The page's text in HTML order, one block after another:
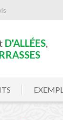
D'ALLÉES,